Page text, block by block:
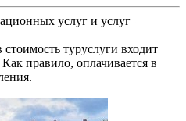
услуг и услуг
туруслуги входит
правило, оплачивается в